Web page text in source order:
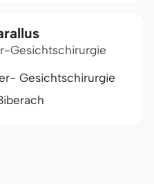
Gesichtschirurgie
Gesichtschirurgie